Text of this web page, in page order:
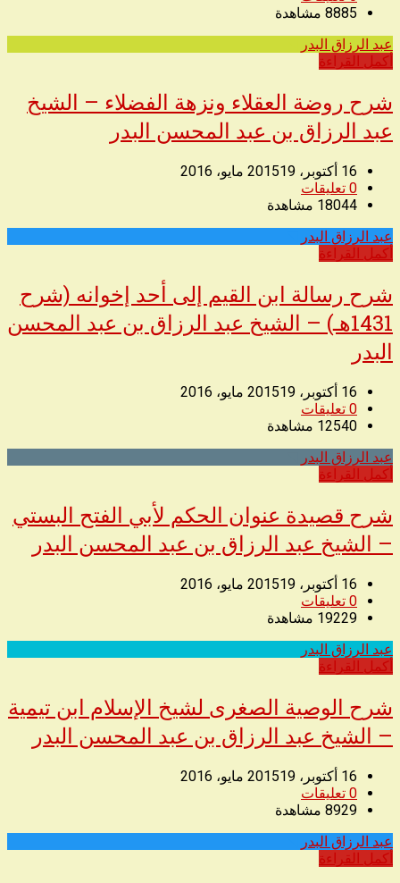
8885 مشاهدة
عبد الرزاق البدر
أكمل القراءة
شرح روضة العقلاء ونزهة الفضلاء – الشيخ
عبد الرزاق بن عبد المحسن البدر
16 أكتوبر، 2015
19 مايو، 2016
0 تعليقات
18044 مشاهدة
عبد الرزاق البدر
أكمل القراءة
شرح رسالة ابن القيم إلى أحد إخوانه (شرح
1431هـ) – الشيخ عبد الرزاق بن عبد المحسن
البدر
16 أكتوبر، 2015
19 مايو، 2016
0 تعليقات
12540 مشاهدة
عبد الرزاق البدر
أكمل القراءة
شرح قصيدة عنوان الحكم لأبي الفتح البستي
– الشيخ عبد الرزاق بن عبد المحسن البدر
16 أكتوبر، 2015
19 مايو، 2016
0 تعليقات
19229 مشاهدة
عبد الرزاق البدر
أكمل القراءة
شرح الوصية الصغرى لشيخ الإسلام ابن تيمية
– الشيخ عبد الرزاق بن عبد المحسن البدر
16 أكتوبر، 2015
19 مايو، 2016
0 تعليقات
8929 مشاهدة
عبد الرزاق البدر
أكمل القراءة